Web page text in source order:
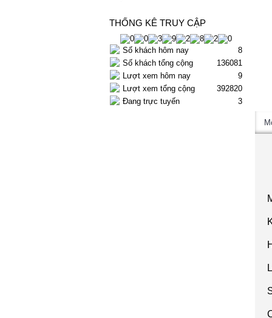
THỐNG KÊ TRUY CẬP
Số khách hôm nay
8
Số khách tổng cộng
136081
Lượt xem hôm nay
9
Lượt xem tổng cộng
392820
Đang trực tuyến
3